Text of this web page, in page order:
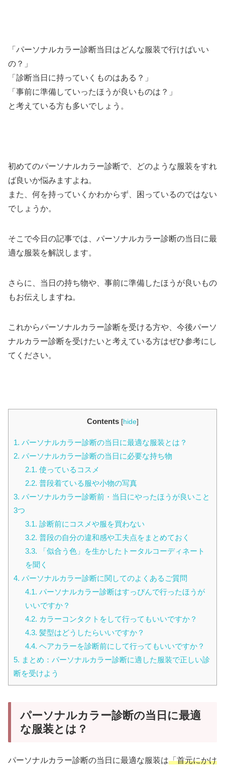
「パーソナルカラー診断当日はどんな服装で行けばいい
の？」
「診断当日に持っていくものはある？」
「事前に準備していったほうが良いものは？」
と考えている方も多いでしょう。
初めてのパーソナルカラー診断で、どのような服装をすれ
ば良いか悩みますよね。
また、何を持っていくかわからず、困っているのではない
でしょうか。
そこで今日の記事では、パーソナルカラー診断の当日に最
適な服装を解説します。
さらに、当日の持ち物や、事前に準備したほうが良いもの
もお伝えしますね。
これからパーソナルカラー診断を受ける方や、今後パーソ
ナルカラー診断を受けたいと考えている方はぜひ参考にし
てください。
Contents [hide]
1. パーソナルカラー診断の当日に最適な服装とは？
2. パーソナルカラー診断の当日に必要な持ち物
2.1. 使っているコスメ
2.2. 普段着ている服や小物の写真
3. パーソナルカラー診断前・当日にやったほうが良いこと
3つ
3.1. 診断前にコスメや服を買わない
3.2. 普段の自分の違和感や工夫点をまとめておく
3.3. 「似合う色」を生かしたトータルコーディネート
を聞く
4. パーソナルカラー診断に関してのよくあるご質問
4.1. パーソナルカラー診断はすっぴんで行ったほうが
いいですか？
4.2. カラーコンタクトをして行ってもいいですか？
4.3. 髪型はどうしたらいいですか？
4.4. ヘアカラーを診断前にして行ってもいいですか？
5. まとめ：パーソナルカラー診断に適した服装で正しい診
断を受けよう
パーソナルカラー診断の当日に最適
な服装とは？
パーソナルカラー診断の当日に最適な服装は「首元にかけ